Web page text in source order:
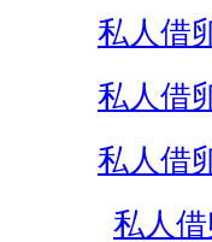
私人借
私人借
私人借
私人